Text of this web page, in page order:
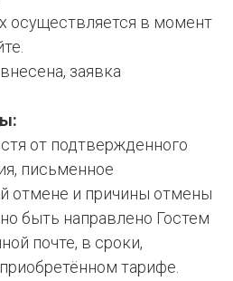
осуществляется в момент
заявка
от подтвержденного
письменное
отмене и причины отмены
быть направлено Гостем
почте, в сроки,
тарифе.